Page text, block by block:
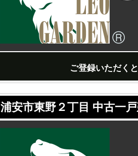
ご登録いただくと
浦安市東野２丁目 中古一